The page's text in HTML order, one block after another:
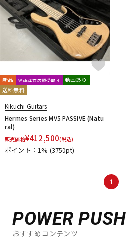
新品 WEB注文店頭受取可
動画あり
送料無料
Kikuchi Guitars
Hermes Series MV5 PASSIVE (Natu
ral)
販売価格¥412,500(税込)
ポイント：1% (3750pt)
1
POWER PUSH
おすすめコンテンツ